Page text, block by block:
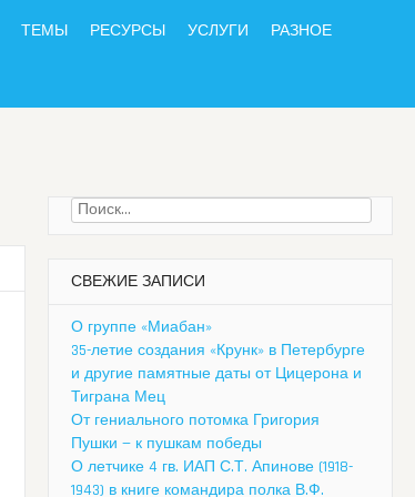
ТЕМЫ РЕСУРСЫ УСЛУГИ РАЗНОЕ
Найти:
СВЕЖИЕ ЗАПИСИ
О группе «Миабан»
35-летие создания «Крунк» в Петербурге
и другие памятные даты от Цицерона и
Тиграна Мец
От гениального потомка Григория
Пушки — к пушкам победы
О летчике 4 гв. ИАП С.Т. Апинове (1918-
1943) в книге командира полка В.Ф.